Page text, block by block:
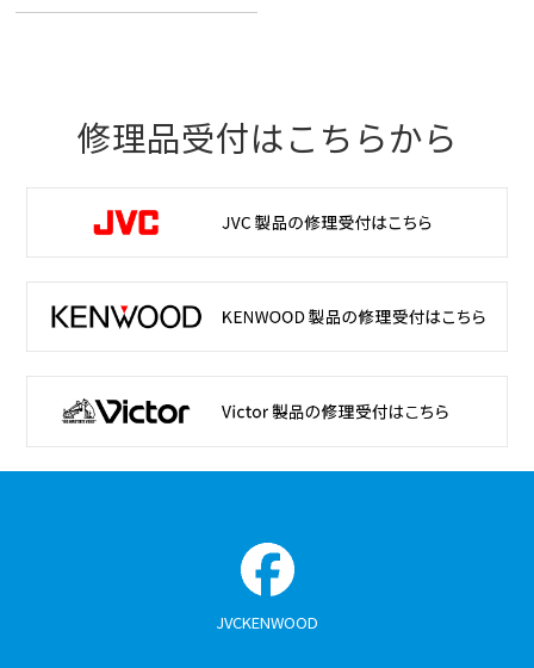
修理品受付はこちらから
JVCKENWOOD